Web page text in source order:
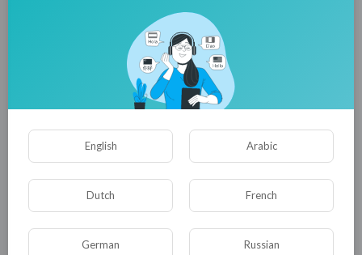
в большей степени о каком-то непонятном
стремлении снова стать империей, и
особенно в контексте «выгоды», ведь
стремление получить выгоду из какой-либо
государства. И, боюсь, больше всего выгоды
реально из каждой ситуации стремится
получить США, которых Боррель почему-то
решил не упоминать. Но все мы прекрасно
знаем, почему.
English Arabic
Dutch French
German Russian